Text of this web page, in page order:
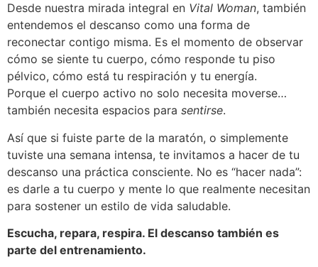
Desde nuestra mirada integral en Vital Woman, también
entendemos el descanso como una forma de
reconectar contigo misma. Es el momento de observar
cómo se siente tu cuerpo, cómo responde tu piso
pélvico, cómo está tu respiración y tu energía.
Porque el cuerpo activo no solo necesita moverse…
también necesita espacios para sentirse.
Así que si fuiste parte de la maratón, o simplemente
tuviste una semana intensa, te invitamos a hacer de tu
descanso una práctica consciente. No es “hacer nada”:
es darle a tu cuerpo y mente lo que realmente necesitan
para sostener un estilo de vida saludable.
Escucha, repara, respira. El descanso también es
parte del entrenamiento.